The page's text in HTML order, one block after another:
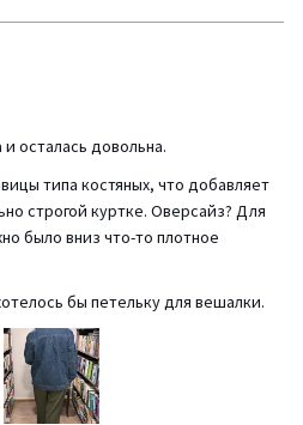
осталась довольна.
типа костяных, что добавляет
строгой куртке. Оверсайз? Для
было вниз что-то плотное
бы петельку для вешалки.